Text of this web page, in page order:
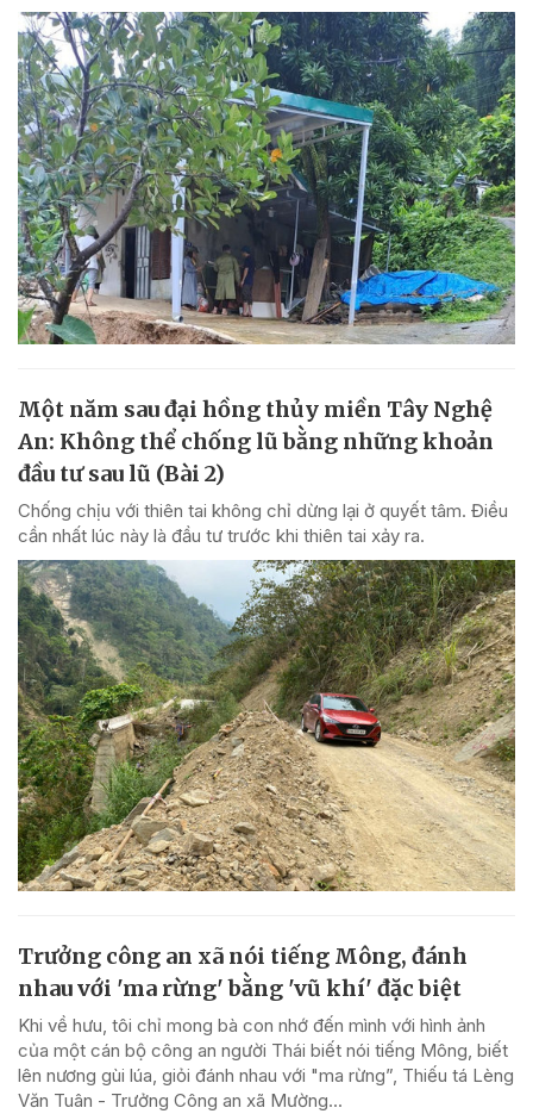
Một năm sau đại hồng thủy miền Tây Nghệ
An: Không thể chống lũ bằng những khoản
đầu tư sau lũ (Bài 2)
Chống chịu với thiên tai không chỉ dừng lại ở quyết tâm. Điều
cần nhất lúc này là đầu tư trước khi thiên tai xảy ra.
Trưởng công an xã nói tiếng Mông, đánh
nhau với 'ma rừng' bằng 'vũ khí' đặc biệt
Khi về hưu, tôi chỉ mong bà con nhớ đến mình với hình ảnh
của một cán bộ công an người Thái biết nói tiếng Mông, biết
lên nương gùi lúa, giỏi đánh nhau với "ma rừng”, Thiếu tá Lèng
Văn Tuân - Trưởng Công an xã Mường...